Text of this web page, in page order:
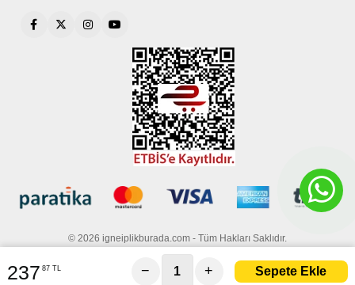
© 2026 igneiplikburada.com - Tüm Hakları Saklıdır.
237 87 TL − +